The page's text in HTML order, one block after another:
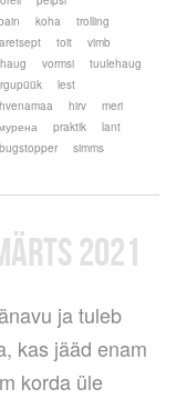
koha
trolling
toit
vimb
haug vormsi
tuulehaug
lest
hirv
meri
praktik
lant
bugstopper
simms
2021
ja tuleb
kas jääd enam
korda üle